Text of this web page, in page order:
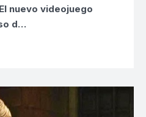
nuevo videojuego
d…